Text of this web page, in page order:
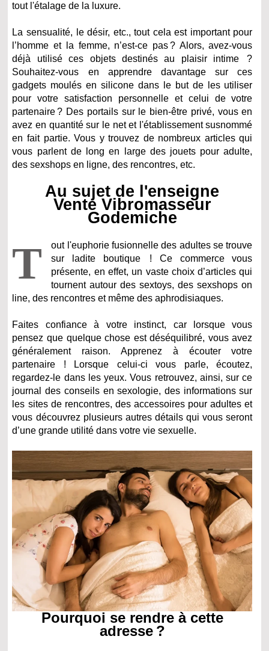
tout l'étalage de la luxure.
La sensualité, le désir, etc., tout cela est important pour
l’homme et la femme, n’est-ce pas ? Alors, avez-vous
déjà utilisé ces objets destinés au plaisir intime ?
Souhaitez-vous en apprendre davantage sur ces
gadgets moulés en silicone dans le but de les utiliser
pour votre satisfaction personnelle et celui de votre
partenaire ? Des portails sur le bien-être privé, vous en
avez en quantité sur le net et l'établissement susnommé
en fait partie. Vous y trouvez de nombreux articles qui
vous parlent de long en large des jouets pour adulte,
des sexshops en ligne, des rencontres, etc.
Au sujet de l'enseigne
Vente Vibromasseur
Godemiche
T
out l'euphorie fusionnelle des adultes se trouve
sur ladite boutique ! Ce commerce vous
présente, en effet, un vaste choix d’articles qui
tournent autour des sextoys, des sexshops on
line, des rencontres et même des aphrodisiaques.
Faites confiance à votre instinct, car lorsque vous
pensez que quelque chose est déséquilibré, vous avez
généralement raison. Apprenez à écouter votre
partenaire ! Lorsque celui-ci vous parle, écoutez,
regardez-le dans les yeux. Vous retrouvez, ainsi, sur ce
journal des conseils en sexologie, des informations sur
les sites de rencontres, des accessoires pour adultes et
vous découvrez plusieurs autres détails qui vous seront
d’une grande utilité dans votre vie sexuelle.
Pourquoi se rendre à cette
adresse ?